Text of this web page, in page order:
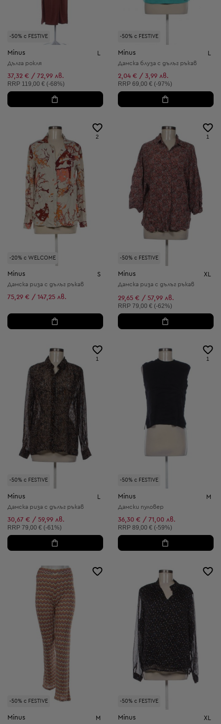
-50% с FESTIVE
Minus
Дълга рокля
37,32 € / 72,99 лв.
Препоръчителна цена:
RRP 119,00 € (-68%)
-50% с FESTIVE
Minus
Дамска блуза с дълъг ръкав
2,04 € / 3,99 лв.
Препоръчителна цена:
RRP 69,00 € (-97%)
-20% с WELCOME
2
Minus S
Дамска риза с дълъг ръкав
75,29 € / 147,25 лв.
-50% с FESTIVE
1
Minus XL
Дамска риза с дълъг ръкав
29,65 € / 57,99 лв.
Препоръчителна цена:
RRP 79,00 € (-62%)
-50% с FESTIVE
1
Minus L
Дамска риза с дълъг ръкав
30,67 € / 59,99 лв.
Препоръчителна цена:
RRP 79,00 € (-61%)
-50% с FESTIVE
1
Minus M
Дамски пуловер
36,30 € / 71,00 лв.
Препоръчителна цена:
RRP 89,00 € (-59%)
-50% с FESTIVE
Minus M
-50% с FESTIVE
Minus XL